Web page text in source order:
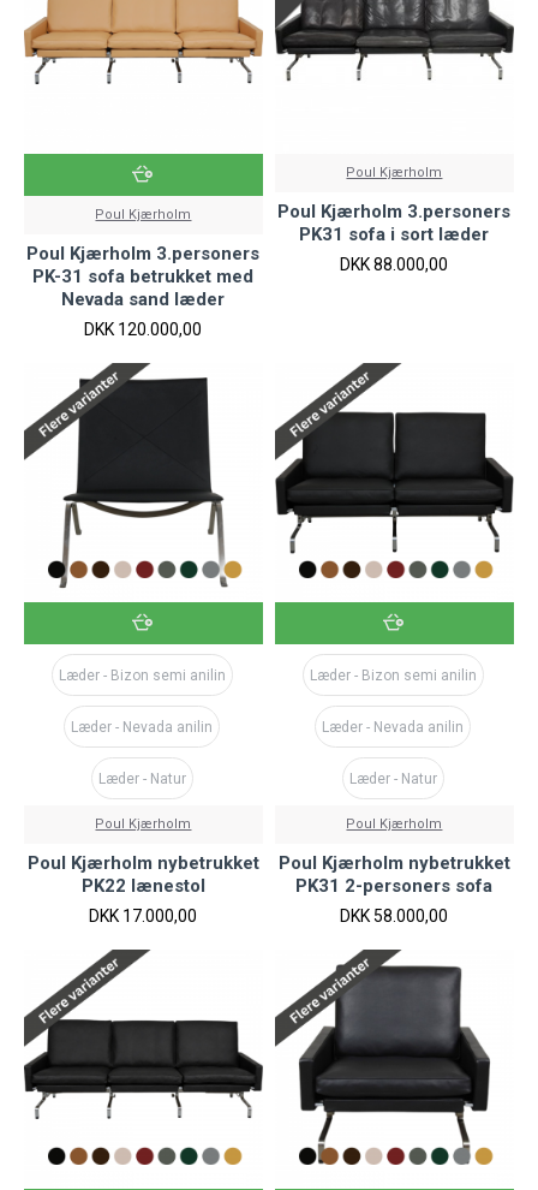
Poul Kjærholm
Poul Kjærholm 3.personers
PK-31 sofa betrukket med
Nevada sand læder
DKK 120.000,00
Poul Kjærholm
Poul Kjærholm 3.personers
PK31 sofa i sort læder
DKK 88.000,00
Læder - Bizon semi anilin
Læder - Nevada anilin
Læder - Natur
Poul Kjærholm
Poul Kjærholm nybetrukket
PK22 lænestol
DKK 17.000,00
Læder - Bizon semi anilin
Læder - Nevada anilin
Læder - Natur
Poul Kjærholm
Poul Kjærholm nybetrukket
PK31 2-personers sofa
DKK 58.000,00